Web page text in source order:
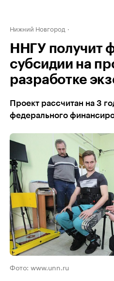
Нижний Новгород
ННГУ получит
субсидии на
разработке
Проект рассчитан на 3
федерального
Фото: www.unn.ru